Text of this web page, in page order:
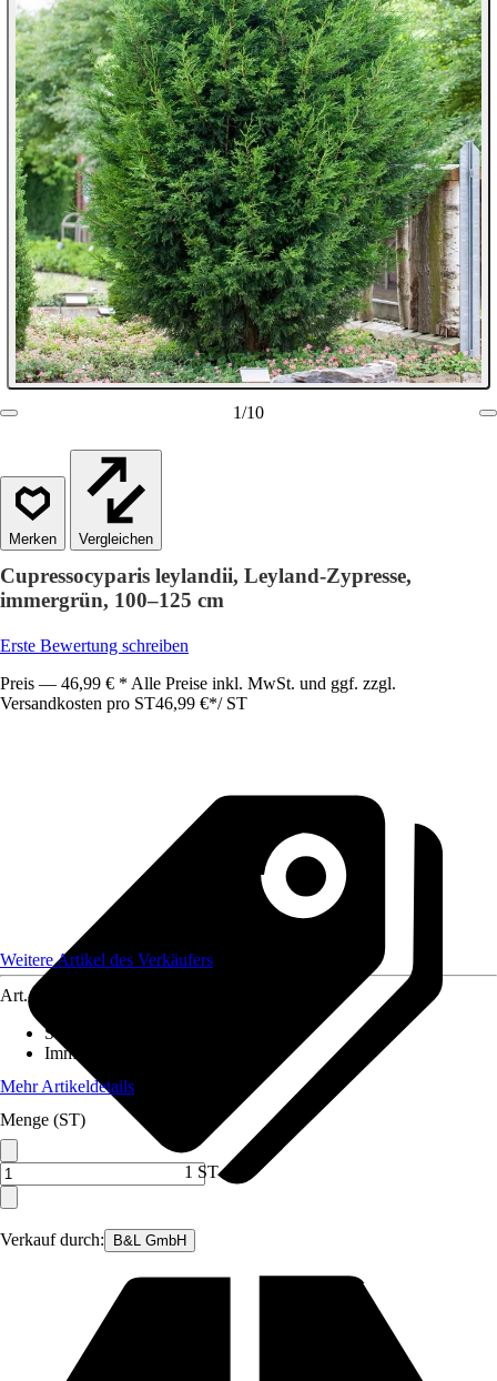
1/10
Vergleichen
Cupressocyparis leylandii, Leyland-Zypresse,
immergrün, 100–125 cm
Erste Bewertung schreiben
Preis — 46,99 € * Alle Preise inkl. MwSt. und ggf. zzgl.
Versandkosten pro ST46,99 €*/ ST
Verkauf durch: B&L GmbH
Weitere Artikel des Verkäufers
Art.-Nr.
Standort
Immergrün
Mehr Artikeldetails
Menge (ST)
1 ST